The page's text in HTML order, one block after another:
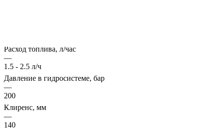
Расход топлива, л/час
—
1.5 - 2.5 л/ч
Давление в гидросистеме, бар
—
200
Клиренс, мм
—
140